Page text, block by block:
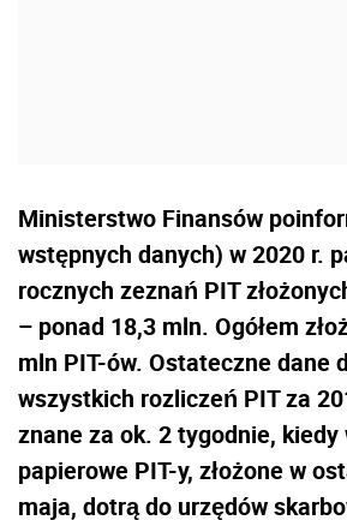
Ministerstwo Finansów
wstępnych danych) w 2020 r.
rocznych zeznań PIT
– ponad 18,3 mln. Ogółem
mln PIT-ów. Ostateczne dane
wszystkich rozliczeń PIT za
znane za ok. 2 tygodnie,
papierowe PIT-y, złożone w
maja, dotrą do urzędów